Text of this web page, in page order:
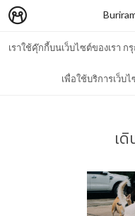
เราใช้คุ๊กกี้บนเว็บไซต์ของเรา
เพื่อใช้บริการเว็บ
เ